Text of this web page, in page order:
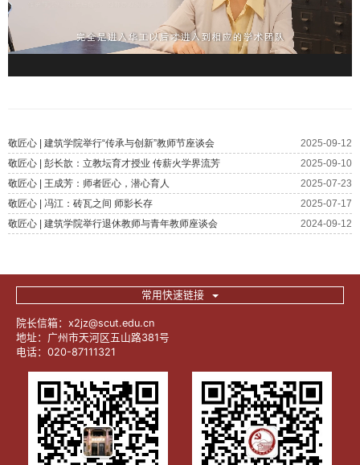
常用快速链接
院长信箱：x2jz@scut.edu.cn
地址：广州市天河区五山路381号
电话：020-87111321